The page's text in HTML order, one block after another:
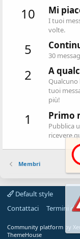
10 Mi
I tuoi
volte.
5 30
2 A
tuoi
più!
1 Primo
Pubblica
ricevere
Membri
Default style
Contattaci
Termini
Community platform by
ThemeHouse